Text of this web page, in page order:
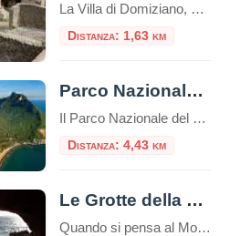
La Villa di Domiziano, situata lungo la sponda orientale del Lago di Sabaudia (Lago di Paola), all’interno del Parco Nazionale del Circeo, è uno dei siti archeologici più suggestivi del litorale laziale. Un luogo dove la maestosità dell’antica Roma si fonde con la quiete della natura mediterranea. Un po’ di storia Costruita nel I secolo […]
Distanza: 1,63 km
Parco Nazionale del Circeo
Il Parco Nazionale del Circeo si estende per circa 8.500 ettari lungo la costa tirrenica del Lazio A solo una oretta di macchina dalla Capitale, a sud, si trova un’area naturale protetta dove convivono ambienti diversi creando un ecosistema perfetto. Secondo la mitologia, la maga Circe, dopo aver tentato di trasformare Ulisse ei suoi compagni […]
Distanza: 4,43 km
Le Grotte della Maga Circe
Quando si pensa al Monte Circeo, la mente corre subito al mito: al profilo della Maga Circe che dorme, all’eroe Ulisse e alla sua sosta forzata sull’isola di Eea. Ma sotto la montagna, dove le falesie bianche si tuffano in un mare color smeraldo, si nasconde un altro mondo. Un mondo fatto non solo di […]